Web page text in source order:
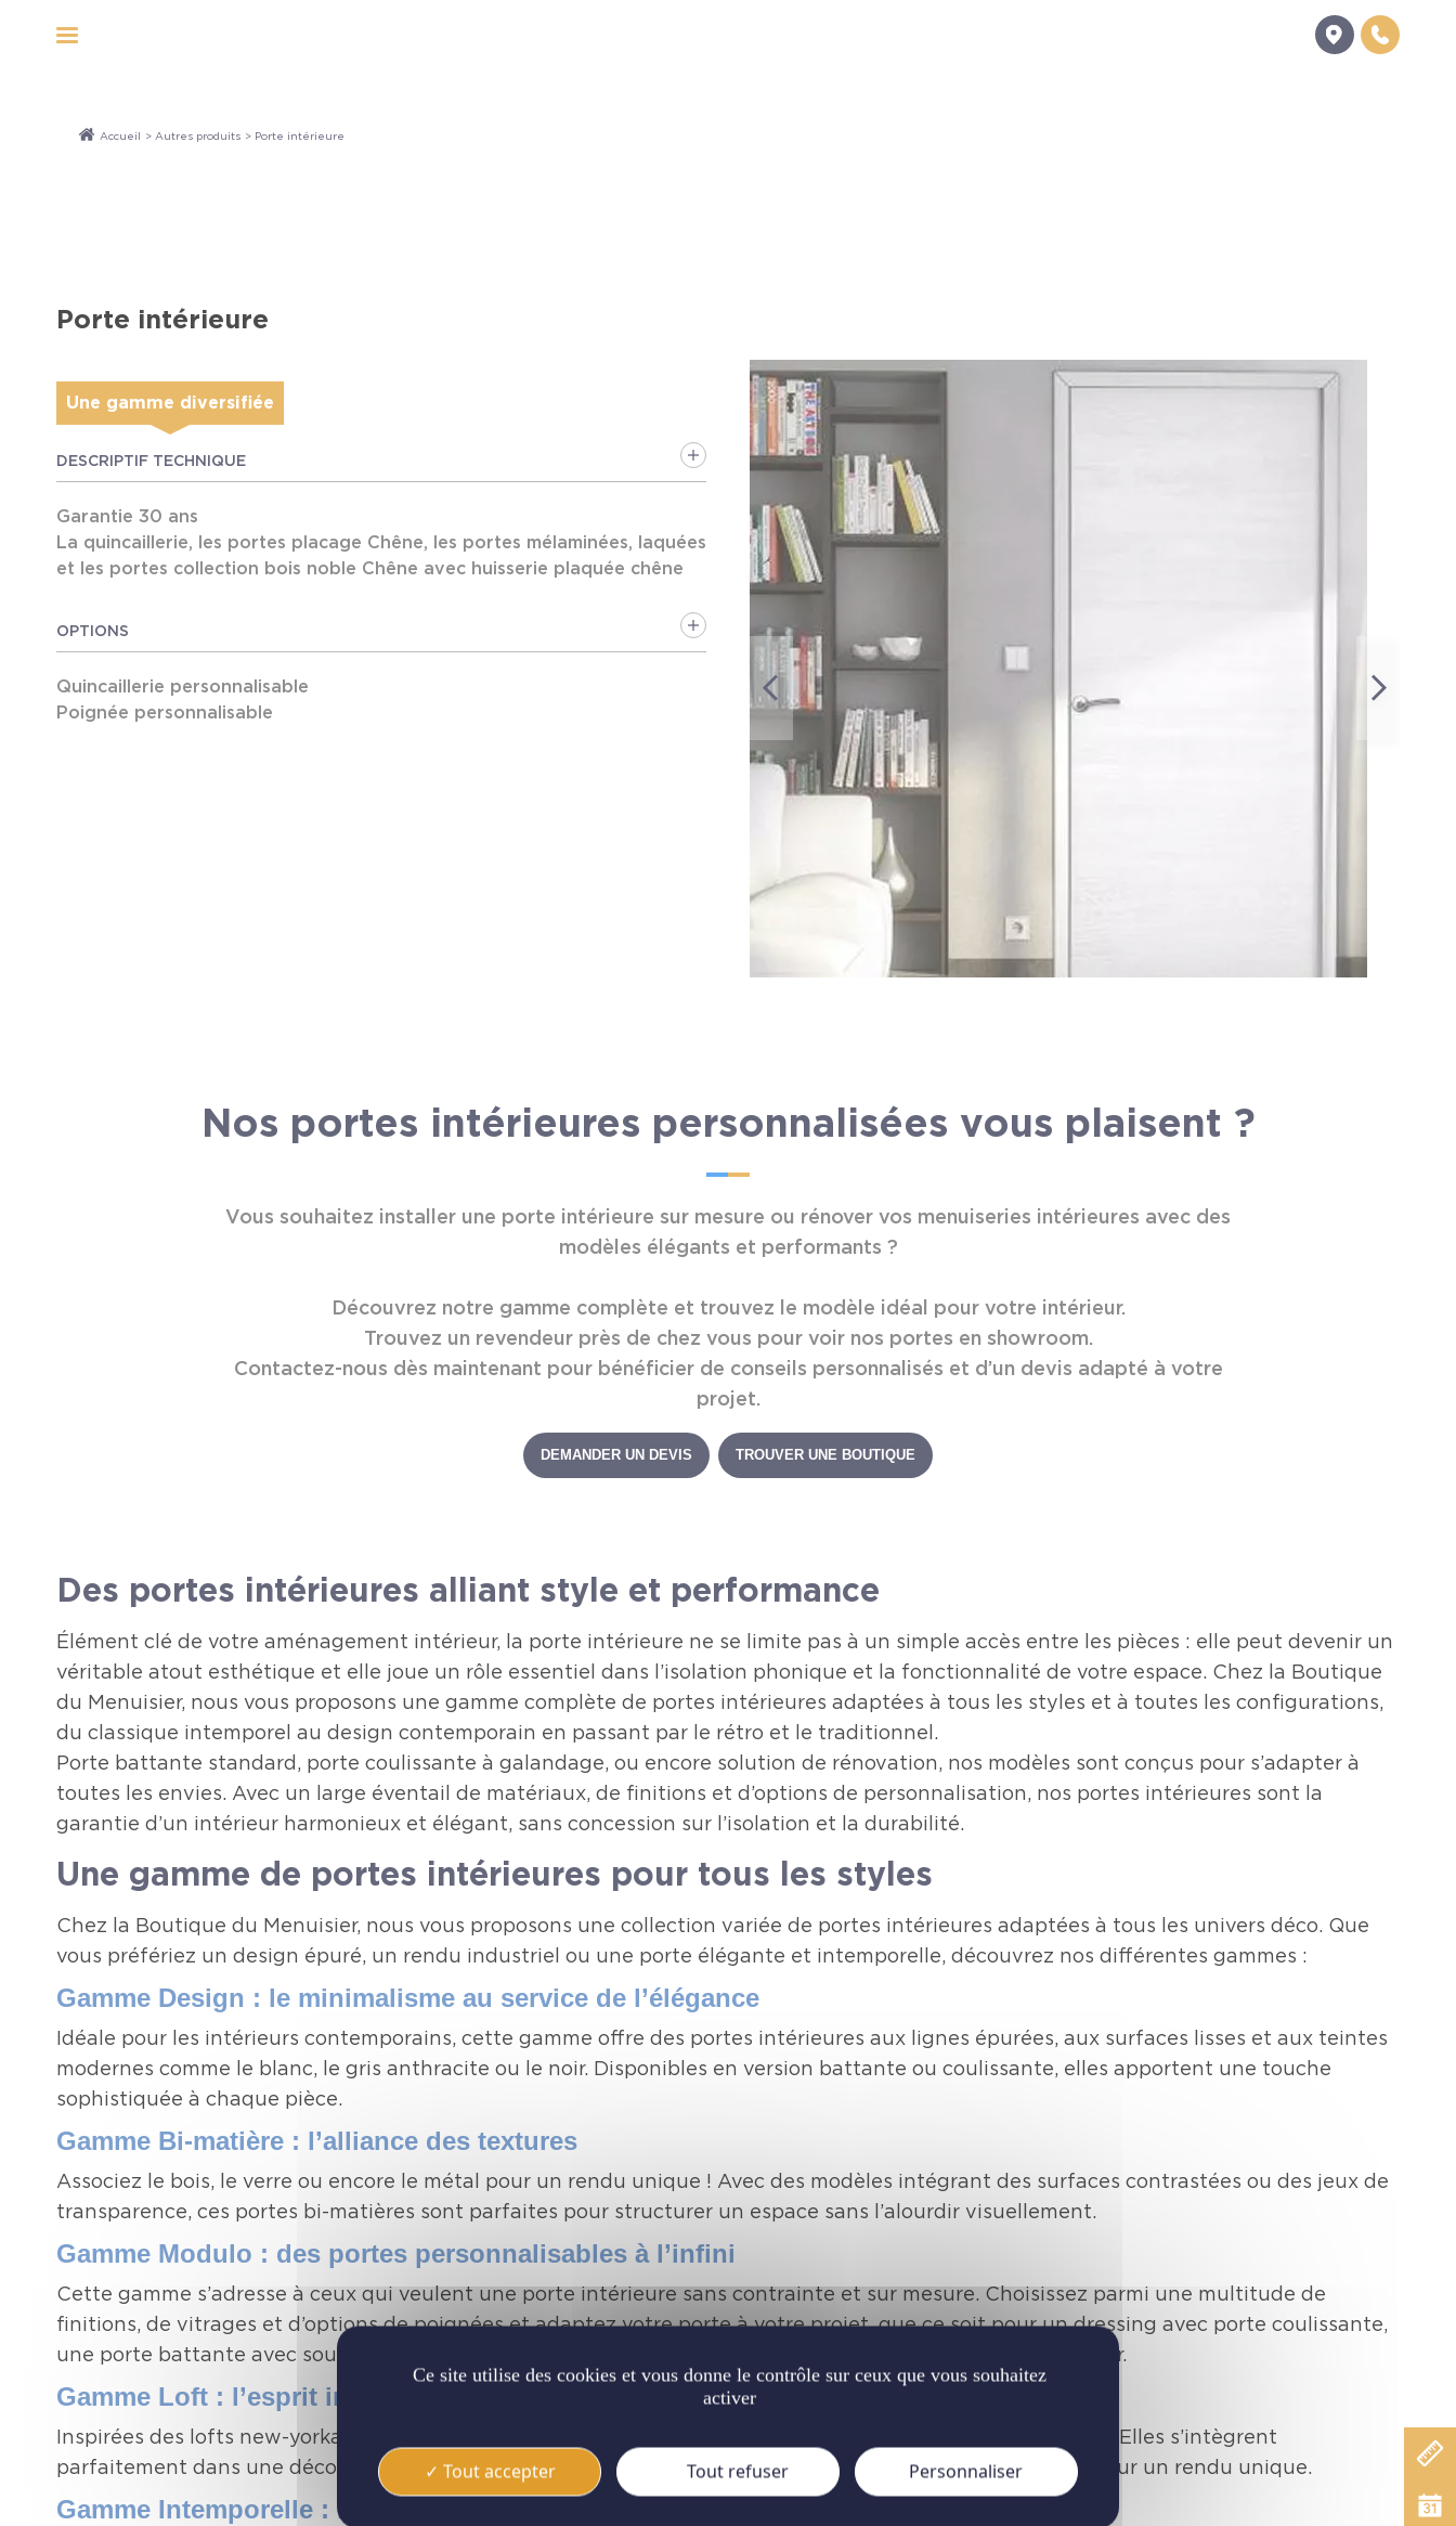
Accueil > Autres produits > Porte intérieure
Porte intérieure
Une gamme diversifiée
DESCRIPTIF TECHNIQUE
Garantie 30 ans
La quincaillerie, les portes placage Chêne, les portes mélaminées, laquées
et les portes collection bois noble Chêne avec huisserie plaquée chêne
Porte seule
OPTIONS
Quincaillerie personnalisable
Poignée personnalisable
Nos portes intérieures personnalisées vous plaisent ?
Vous souhaitez installer une porte intérieure sur mesure ou rénover vos menuiseries intérieures avec des
modèles élégants et performants ?
Découvrez notre gamme complète et trouvez le modèle idéal pour votre intérieur.
Trouvez un revendeur près de chez vous pour voir nos portes en showroom.
Contactez-nous dès maintenant pour bénéficier de conseils personnalisés et d’un devis adapté à votre
projet.
DEMANDER UN DEVIS TROUVER UNE BOUTIQUE
Des portes intérieures alliant style et performance
Élément clé de votre aménagement intérieur, la porte intérieure ne se limite pas à un simple accès entre les pièces : elle peut devenir un
véritable atout esthétique et elle joue un rôle essentiel dans l’isolation phonique et la fonctionnalité de votre espace. Chez la Boutique
du Menuisier, nous vous proposons une gamme complète de portes intérieures adaptées à tous les styles et à toutes les configurations,
du classique intemporel au design contemporain en passant par le rétro et le traditionnel.
Porte battante standard, porte coulissante à galandage, ou encore solution de rénovation, nos modèles sont conçus pour s’adapter à
toutes les envies. Avec un large éventail de matériaux, de finitions et d’options de personnalisation, nos portes intérieures sont la
garantie d’un intérieur harmonieux et élégant, sans concession sur l’isolation et la durabilité.
Une gamme de portes intérieures pour tous les styles
Chez la Boutique du Menuisier, nous vous proposons une collection variée de portes intérieures adaptées à tous les univers déco. Que
vous préfériez un design épuré, un rendu industriel ou une porte élégante et intemporelle, découvrez nos différentes gammes :
Gamme Design : le minimalisme au service de l’élégance
Idéale pour les intérieurs contemporains, cette gamme offre des portes intérieures aux lignes épurées, aux surfaces lisses et aux teintes
modernes comme le blanc, le gris anthracite ou le noir. Disponibles en version battante ou coulissante, elles apportent une touche
sophistiquée à chaque pièce.
Gamme Bi-matière : l’alliance des textures
Associez le bois, le verre ou encore le métal pour un rendu unique ! Avec des modèles intégrant des surfaces contrastées ou des jeux de
transparence, ces portes bi-matières sont parfaites pour structurer un espace sans l’alourdir visuellement.
Gamme Modulo : des portes personnalisables à l’infini
Cette gamme s’adresse à ceux qui veulent une porte intérieure sans contrainte et sur mesure. Choisissez parmi une multitude de
finitions, de vitrages et d’options de poignées et adaptez votre porte à votre projet, que ce soit pour un dressing avec porte coulissante,
une porte battante avec soubassement, ou encore un modèle entièrement vitré pour un effet verrière atelier.
Gamme Loft : l’esprit industriel au cœur de votre intérieur
Inspirées des lofts new-yorkais, ces portes en bois, métal ou verre misent sur un design brut et authentique. Elles s’intègrent
parfaitement dans une décoration industrielle, notamment en version porte coulissante sur rail apparent pour un rendu unique.
Gamme Intemporelle : l’élégance du classique revisité
Ce site utilise des cookies et vous donne le contrôle sur ceux que vous souhaitez
activer
Tout accepter Tout refuser Personnaliser